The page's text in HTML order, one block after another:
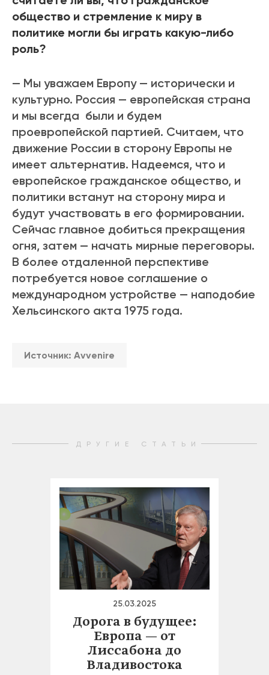
общество и стремление к миру в
политике могли бы играть какую-либо
роль?
— Мы уважаем Европу — исторически и
культурно. Россия — европейская страна
и мы всегда были и будем
проевропейской партией. Считаем, что
движение России в сторону Европы не
имеет альтернатив. Надеемся, что и
европейское гражданское общество, и
политики встанут на сторону мира и
будут участвовать в его формировании.
Сейчас главное добиться прекращения
огня, затем — начать мирные переговоры.
В более отдаленной перспективе
потребуется новое соглашение о
международном устройстве — наподобие
Хельсинского акта 1975 года.
Источник: Avvenire
ДРУГИЕ СТАТЬИ
25.03.2025
Дорога в будущее:
Европа — от
Лиссабона до
Владивостока